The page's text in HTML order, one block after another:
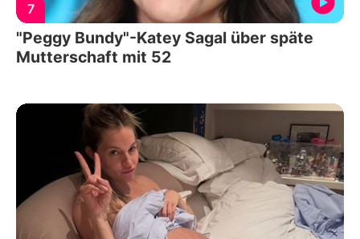
7
"Peggy Bundy"-Katey Sagal über späte
Mutterschaft mit 52